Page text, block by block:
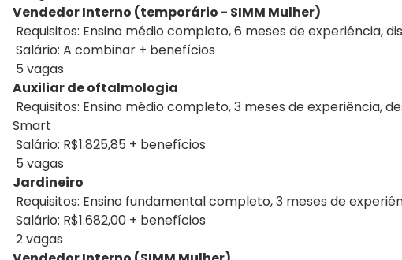
Vendedor Interno (temporário - SIMM Mulher)
Requisitos: Ensino médio completo, 6 meses de experiência,
Salário: A combinar + benefícios
5 vagas
Auxiliar de oftalmologia
Requisitos: Ensino médio completo, 3 meses de experiência,
Smart
Salário: R$1.825,85 + benefícios
5 vagas
Jardineiro
Requisitos: Ensino fundamental completo, 3 meses de
Salário: R$1.682,00 + benefícios
2 vagas